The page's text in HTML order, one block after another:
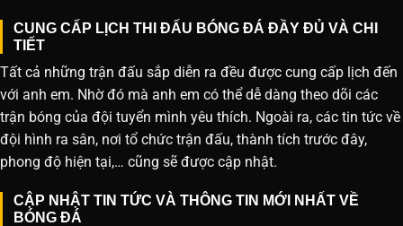
CUNG CẤP LỊCH THI ĐẤU BÓNG ĐÁ ĐẦY ĐỦ VÀ CHI
TIẾT
Tất cả những trận đấu sắp diễn ra đều được cung cấp lịch đến
với anh em. Nhờ đó mà anh em có thể dễ dàng theo dõi các
trận bóng của đội tuyển mình yêu thích. Ngoài ra, các tin tức về
đội hình ra sân, nơi tổ chức trận đấu, thành tích trước đây,
phong độ hiện tại,… cũng sẽ được cập nhật.
CẬP NHẬT TIN TỨC VÀ THÔNG TIN MỚI NHẤT VỀ
BÓNG ĐÁ